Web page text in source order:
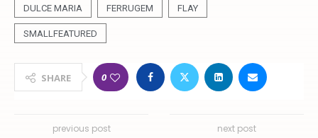
DULCE MARIA FERRUGEM FLAY
SMALLFEATURED
SHARE 0
previous post next post